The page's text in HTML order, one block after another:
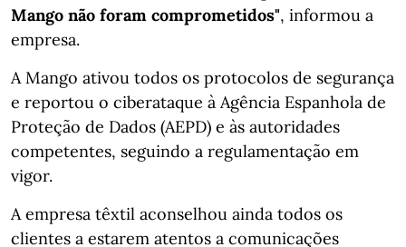
Mango não foram comprometidos", informou a
empresa.
A Mango ativou todos os protocolos de segurança
e reportou o ciberataque à Agência Espanhola de
Proteção de Dados (AEPD) e às autoridades
competentes, seguindo a regulamentação em
vigor.
A empresa têxtil aconselhou ainda todos os
clientes a estarem atentos a comunicações